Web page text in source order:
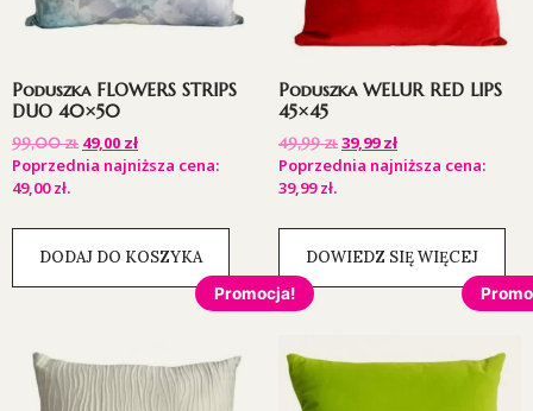
Poduszka FLOWERS STRIPS
DUO 40×50
99,00zł 49,00 zł
Poprzednia najniższa cena:
49,00zł.
DODAJ DO KOSZYKA
Poduszka WELUR RED LIPS
45×45
49,99zł39,99zł
Poprzednia najniższa cena:
39,99zł.
DOWIEDZ SIĘ WIĘCEJ
Promocja!